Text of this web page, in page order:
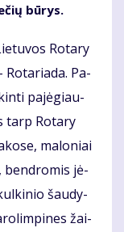
bū­rys.
Ro­ta­ry
Ro­ta­ria­da. Pa­
pa­jė­giau­
tarp Ro­ta­ry
ma­lo­niai
ben­dro­mis jė­
šau­dy­
žai­